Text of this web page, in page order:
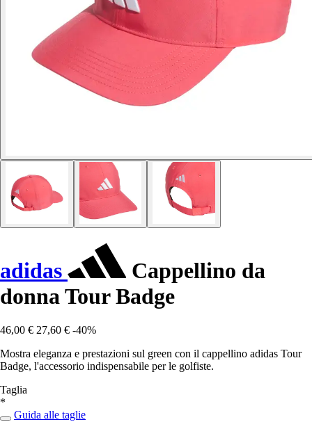
adidas
Cappellino da
donna Tour Badge
46,00 € 27,60 € -40%
Mostra eleganza e prestazioni sul green con il cappellino adidas Tour
Badge, l'accessorio indispensabile per le golfiste.
Taglia
*
Guida alle taglie